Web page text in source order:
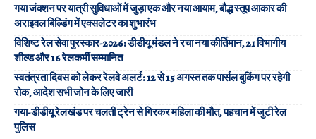
गया जंक्शन पर यात्री सुविधाओं में जुड़ा एक और नया आयाम, बौद्ध स्तूप आकार की
अराइवल बिल्डिंग में एक्सलेटर का शुभारंभ
विशिष्ट रेल सेवा पुरस्कार-2026: डीडीयू मंडल ने रचा नया कीर्तिमान, 21 विभागीय
शील्ड और 16 रेलकर्मी सम्मानित
स्वतंत्रता दिवस को लेकर रेलवे अलर्ट: 12 से 15 अगस्त तक पार्सल बुकिंग पर रहेगी
रोक, आदेश सभी जोन के लिए जारी
गया-डीडीयू रेलखंड पर चलती ट्रेन से गिरकर महिला की मौत, पहचान में जुटी रेल
पुलिस